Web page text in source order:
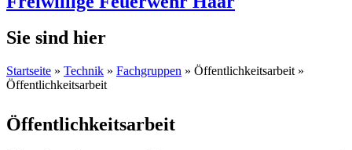
Sie sind hier
Startseite » Technik » Fachgruppen » Öffentlichkeitsarbeit »
Öffentlichkeitsarbeit
Öffentlichkeitsarbeit